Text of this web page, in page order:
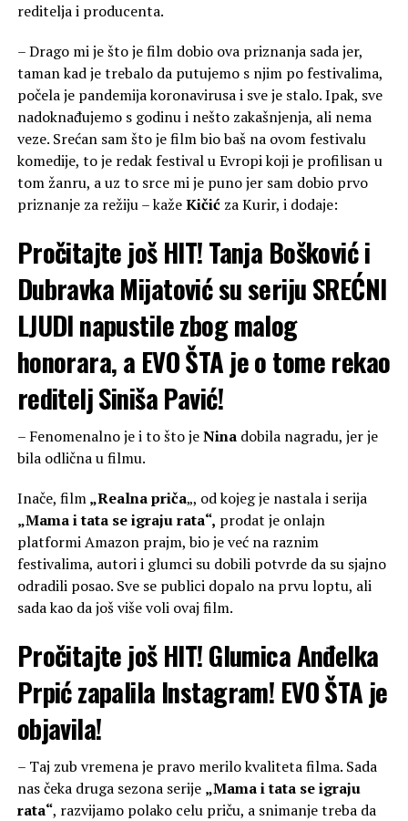
reditelja i producenta.
– Drago mi je što je film dobio ova priznanja sada jer,
taman kad je trebalo da putujemo s njim po festivalima,
počela je pandemija koronavirusa i sve je stalo. Ipak, sve
nadoknađujemo s godinu i nešto zakašnjenja, ali nema
veze. Srećan sam što je film bio baš na ovom festivalu
komedije, to je redak festival u Evropi koji je profilisan u
tom žanru, a uz to srce mi je puno jer sam dobio prvo
priznanje za režiju – kažeKičićza Kurir, i dodaje:
Pročitajte jošHIT! Tanja Bošković i
Dubravka Mijatović su seriju SREĆNI
LJUDI napustile zbog malog
honorara, a EVO ŠTA je o tome rekao
reditelj Siniša Pavić!
– Fenomenalno je i to što jeNinadobila nagradu, jer je
bila odlična u filmu.
Inače, film„Realna priča„, od kojeg je nastala i serija
„Mama i tata se igraju rata“, prodat je onlajn
platformi Amazon prajm, bio je već na raznim
festivalima, autori i glumci su dobili potvrde da su sjajno
odradili posao. Sve se publici dopalo na prvu loptu, ali
sada kao da još više voli ovaj film.
Pročitajte jošHIT! Glumica Anđelka
Prpić zapalila Instagram! EVO ŠTA je
objavila!
– Taj zub vremena je pravo merilo kvaliteta filma. Sada
nas čeka druga sezona serije „Mama i tata se igraju
rata“, razvijamo polako celu priču, a snimanje treba da